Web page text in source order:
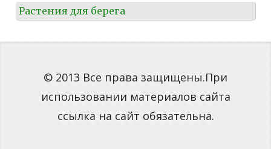
Растения для берега
© 2013 Все права защищены.При
использовании материалов сайта
ссылка на сайт обязательна.